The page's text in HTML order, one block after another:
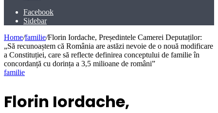
Facebook
Sidebar
Home/familie/Florin Iordache, Președintele Camerei Deputaților:
„Să recunoaștem că România are astăzi nevoie de o nouă modificare
a Constituției, care să reflecte definirea conceptului de familie în
concordanță cu dorința a 3,5 milioane de români”
familie
Florin Iordache,